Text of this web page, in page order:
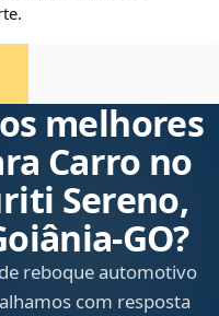
melhores
Carro no
Sereno,
reboque automotivo
com resposta